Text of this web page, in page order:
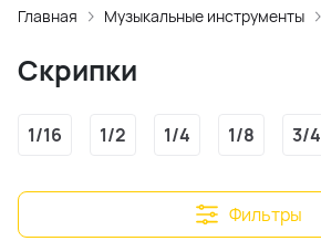
Главная Музыкальные инструменты
Скрипки
1/16 1/2 1/4 1/8 3/4
Фильтры